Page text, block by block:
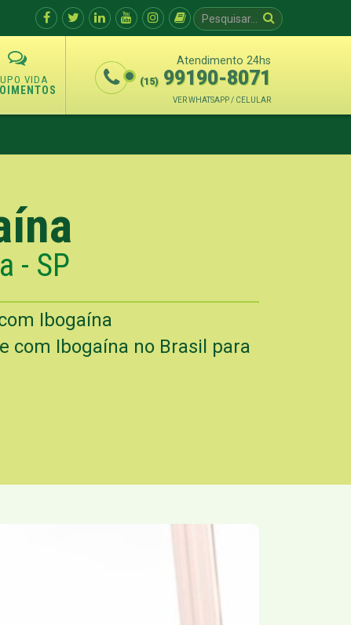
Atendimento 24hs
(15) 99190-8071
VER WHATSAPP / CELULAR
- SP
Ibogaína
com Ibogaína no Brasil para